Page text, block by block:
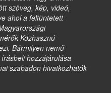
szöveg, kép, videó,
ahol a feltüntetett
Közhasznú
Bármilyen nemű
hozzájárulása
szabadon hivatkozhatók